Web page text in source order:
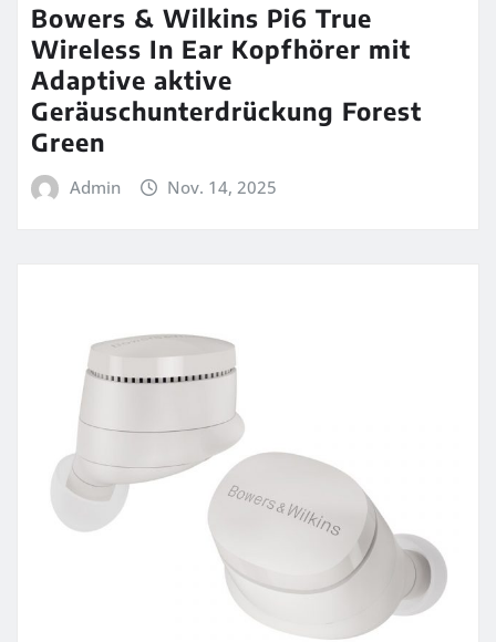
Bowers & Wilkins Pi6 True
Wireless In Ear Kopfhörer mit
Adaptive aktive
Geräuschunterdrückung Forest
Green
Admin Nov. 14, 2025